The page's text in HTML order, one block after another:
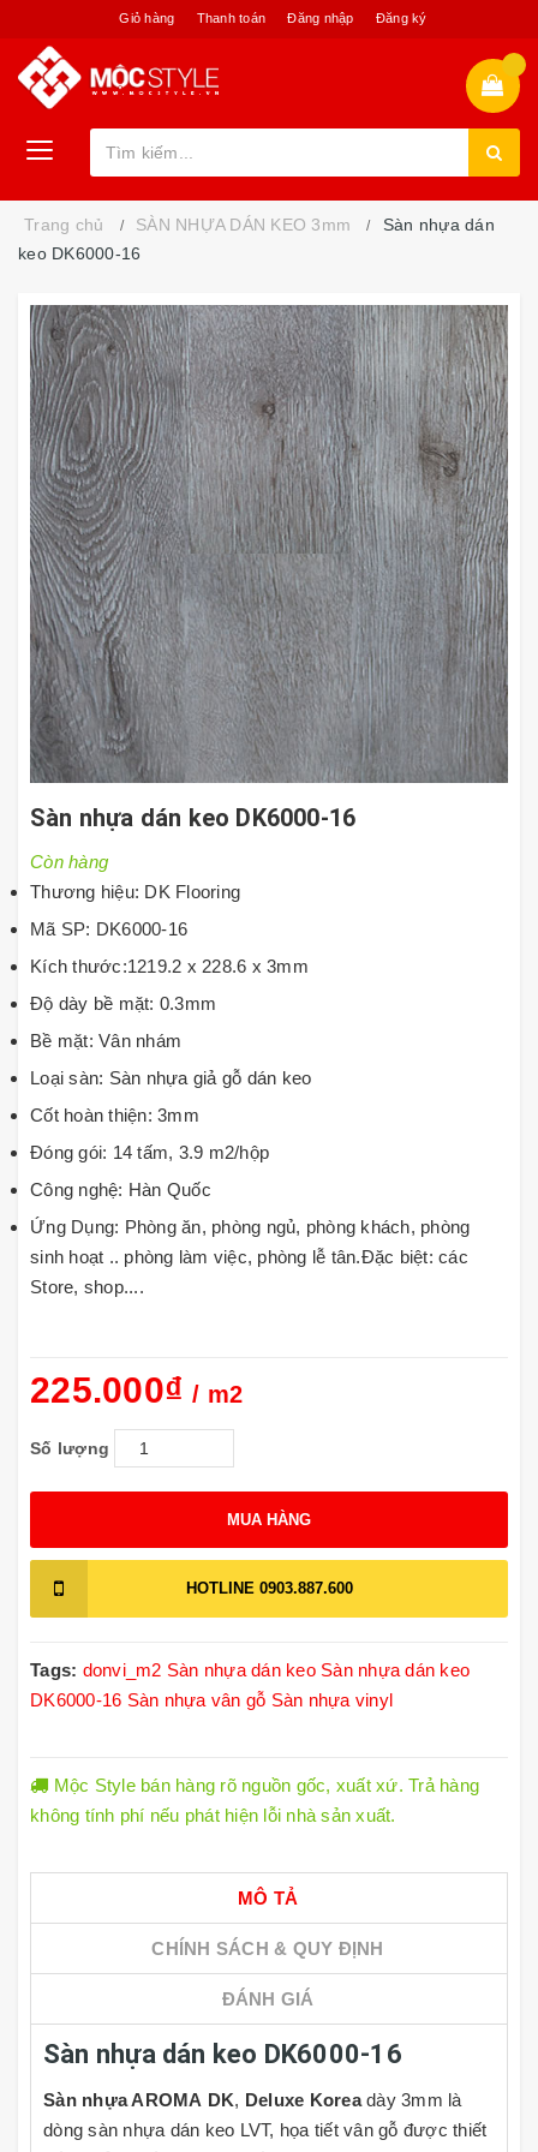
Giỏ hàng Thanh toán Đăng nhập Đăng ký
Trang chủ SÀN NHỰA DÁN KEO 3mm
Sàn nhựa dán
keo DK6000-16
Sàn nhựa dán keo DK6000-16
Còn hàng
Thương hiệu: DK Flooring
Mã SP: DK6000-16
Kích thước:1219.2 x 228.6 x 3mm
Độ dày bề mặt: 0.3mm
Bề mặt: Vân nhám
Loại sàn: Sàn nhựa giả gỗ dán keo
Cốt hoàn thiện: 3mm
Đóng gói: 14 tấm, 3.9 m2/hộp
Công nghệ: Hàn Quốc
Ứng Dụng: Phòng ăn, phòng ngủ, phòng khách, phòng
sinh hoạt .. phòng làm việc, phòng lễ tân.Đặc biệt: các
Store, shop....
225.000₫/ m2
Số lượng
MUA HÀNG
HOTLINE 0903.887.600
Tags: donvi_m2 Sàn nhựa dán keo Sàn nhựa dán keo
DK6000-16 Sàn nhựa vân gỗ Sàn nhựa vinyl
Mộc Style bán hàng rõ nguồn gốc, xuất xứ. Trả hàng
không tính phí nếu phát hiện lỗi nhà sản xuất.
MÔ TẢ
CHÍNH SÁCH & QUY ĐỊNH
ĐÁNH GIÁ
Sàn nhựa dán keo DK6000-16
Sàn nhựa AROMA DK, Deluxe Koreadày 3mm là
dòng sàn nhựa dán keo LVT, họa tiết vân gỗ được thiết